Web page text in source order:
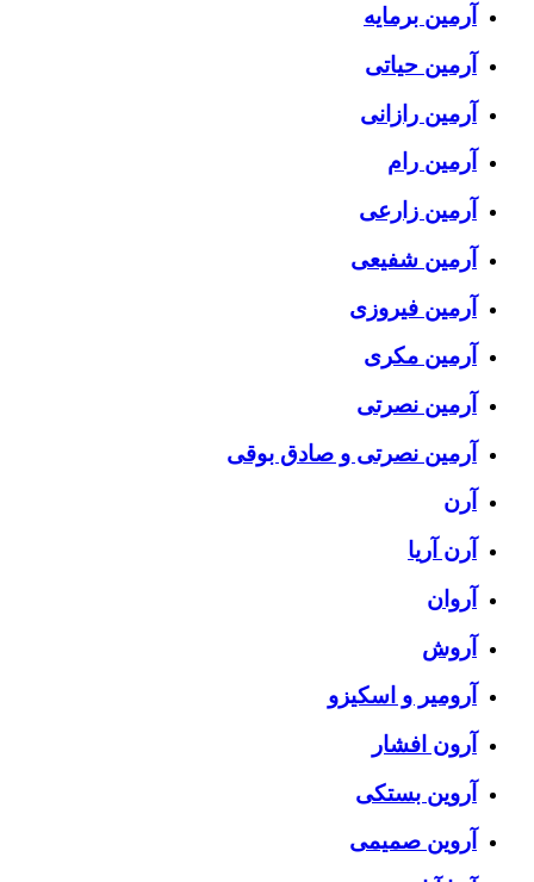
آرمین برمایه
آرمین حیاتی
آرمین رازانی
آرمین رام
آرمین زارعی
آرمین شفیعی
آرمین فیروزی
آرمین مکری
آرمین نصرتی
آرمین نصرتی و صادق بوقی
آرن
آرن آریا
آروان
آروش
آرومیر و اسکیزو
آرون افشار
آروین بستکی
آروین صمیمی